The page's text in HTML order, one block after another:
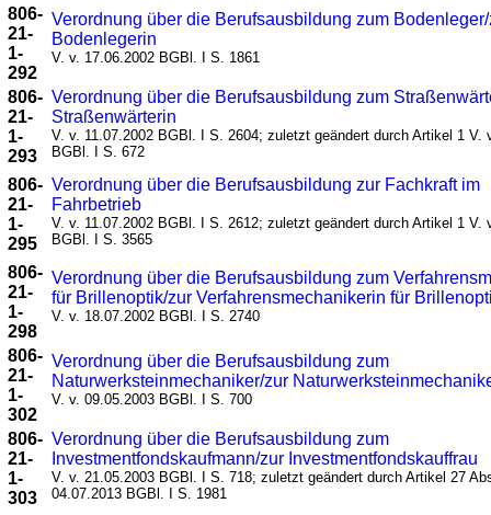
806-
21-
1-
292
Verordnung über die Berufsausbildung zum
Bodenlegerin
V. v. 17.06.2002 BGBl. I S. 1861
806-
21-
1-
293
Verordnung über die Berufsausbildung zum
Straßenwärterin
V. v. 11.07.2002 BGBl. I S. 2604; zuletzt geändert durch Artikel 1 V.
BGBl. I S. 672
806-
21-
1-
295
Verordnung über die Berufsausbildung zur Fachkraft im
Fahrbetrieb
V. v. 11.07.2002 BGBl. I S. 2612; zuletzt geändert durch Artikel 1 V.
BGBl. I S. 3565
806-
21-
1-
298
Verordnung über die Berufsausbildung zum
für Brillenoptik/zur Verfahrensmechanikerin für
V. v. 18.07.2002 BGBl. I S. 2740
806-
21-
1-
302
Verordnung über die Berufsausbildung zum
Naturwerksteinmechaniker/zur
V. v. 09.05.2003 BGBl. I S. 700
806-
21-
1-
303
Verordnung über die Berufsausbildung zum
Investmentfondskaufmann/zur Investmentfondskauffrau
V. v. 21.05.2003 BGBl. I S. 718; zuletzt geändert durch Artikel 27
04.07.2013 BGBl. I S. 1981